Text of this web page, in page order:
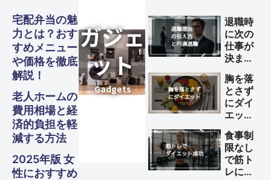
宅配弁当の魅
力とは？おす
すめメニュー
や価格を徹底
解説！
老人ホームの
費用相場と経
済的負担を軽
減する方法
2025年版 女
性におすすめ
退職時
に次の
仕事が
決まっ
い理由
の伝え
方と円
満退職
のため
のポイ
ント
胸を落
とさず
にダイ
エット
法
食事制
限なし
で筋ト
レによ